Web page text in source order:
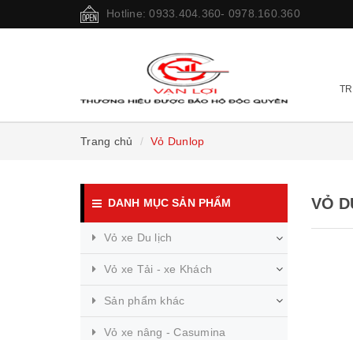
Hotline: 0933.404.360- 0978.160.360
Trang chủ Vỏ Dunlop
VỎ
DANH MỤC SẢN PHẨM
Vỏ xe Du lịch
Vỏ xe Tải - xe Khách
Sản phẩm khác
Vỏ xe nâng - Casumina